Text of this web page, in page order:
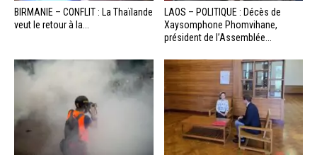
BIRMANIE – CONFLIT : La Thaïlande
veut le retour à la...
LAOS – POLITIQUE : Décès de
Xaysomphone Phomvihane,
président de l’Assemblée...